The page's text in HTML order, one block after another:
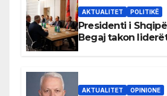
AKTUALITET POLITIKË
Presidenti i
Begaj takon
AKTUALITET OPINIONE